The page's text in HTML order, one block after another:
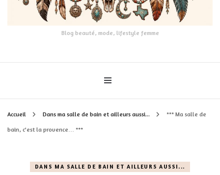
Blog beauté, mode, lifestyle femme
Accueil Dans ma salle de bain et ailleurs aussi... *** Ma salle de
bain, c’est la provence… ***
DANS MA SALLE DE BAIN ET AILLEURS AUSSI...